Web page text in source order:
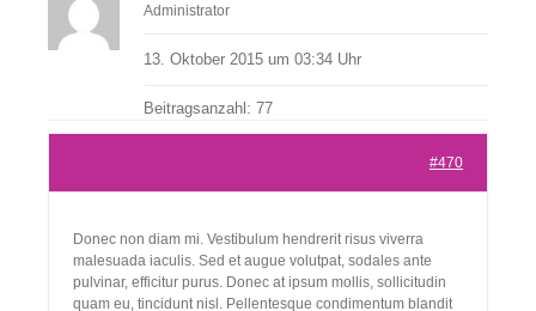
Administrator
13. Oktober 2015 um 03:34 Uhr
Beitragsanzahl: 77
#470
Donec non diam mi. Vestibulum hendrerit risus viverra
malesuada iaculis. Sed et augue volutpat, sodales ante
pulvinar, efficitur purus. Donec at ipsum mollis, sollicitudin
quam eu, tincidunt nisl. Pellentesque condimentum blandit